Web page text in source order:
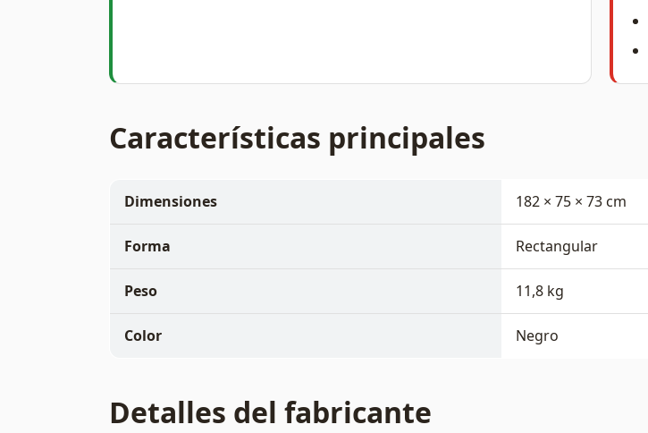
Características principales
Dimensiones 182 × 75 × 73 cm
Forma Rectangular
Peso 11,8 kg
Color Negro
Detalles del fabricante